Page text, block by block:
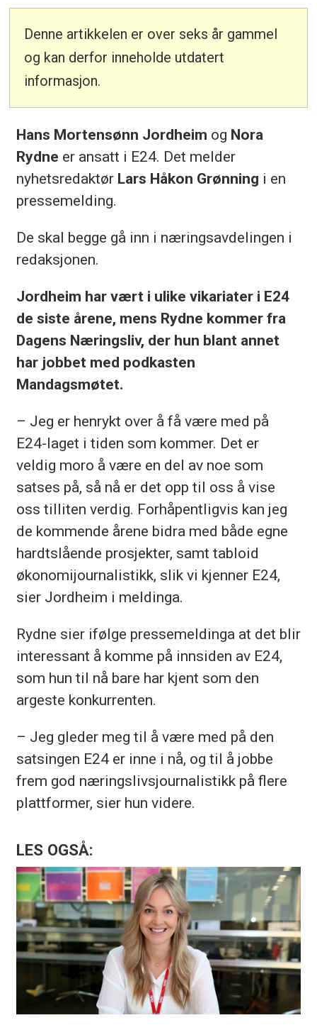
Denne artikkelen er over seks år gammel
og kan derfor inneholde utdatert
informasjon.
Hans Mortensønn Jordheim og Nora
Rydne er ansatt i E24. Det melder
nyhetsredaktør Lars Håkon Grønning i en
pressemelding.
De skal begge gå inn i næringsavdelingen i
redaksjonen.
Jordheim har vært i ulike vikariater i E24
de siste årene, mens Rydne kommer fra
Dagens Næringsliv, der hun blant annet
har jobbet med podkasten
Mandagsmøtet.
– Jeg er henrykt over å få være med på
E24-laget i tiden som kommer. Det er
veldig moro å være en del av noe som
satses på, så nå er det opp til oss å vise
oss tilliten verdig. Forhåpentligvis kan jeg
de kommende årene bidra med både egne
hardtslående prosjekter, samt tabloid
økonomijournalistikk, slik vi kjenner E24,
sier Jordheim i meldinga.
Rydne sier ifølge pressemeldinga at det blir
interessant å komme på innsiden av E24,
som hun til nå bare har kjent som den
argeste konkurrenten.
– Jeg gleder meg til å være med på den
satsingen E24 er inne i nå, og til å jobbe
frem god næringslivsjournalistikk på flere
plattformer, sier hun videre.
LES OGSÅ: